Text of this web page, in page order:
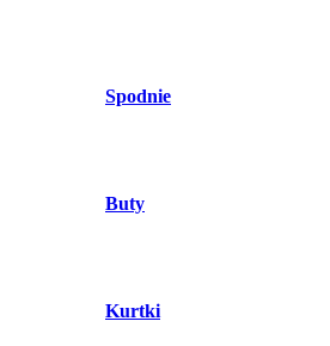
Spodnie
Buty
Kurtki